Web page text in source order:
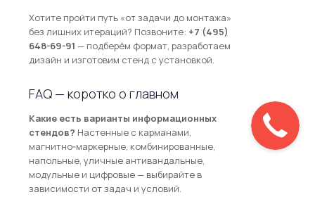
Хотите пройти путь «от задачи до монтажа»
без лишних итераций? Позвоните: +7 (495)
648-69-91 — подберём формат, разработаем
дизайн и изготовим стенд с установкой.
FAQ — коротко о главном
Какие есть варианты информационных
стендов? Настенные с карманами,
магнитно‑маркерные, комбинированные,
напольные, уличные антивандальные,
модульные и цифровые — выбирайте в
зависимости от задач и условий.